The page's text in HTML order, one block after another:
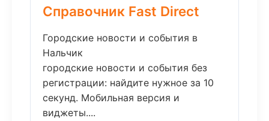
Справочник Fast Direct
Городские новости и события в
Нальчик
городские новости и события без
регистрации: найдите нужное за 10
секунд. Мобильная версия и
виджеты....